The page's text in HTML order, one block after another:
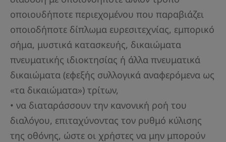
οποιουδήποτε περιεχομένου που παραβιάζει
οποιοδήποτε δίπλωμα ευρεσιτεχνίας, εμπορικό
σήμα, μυστικά κατασκευής, δικαιώματα
πνευματικής ιδιοκτησίας ή άλλα πνευματικά
δικαιώματα (εφεξής συλλογικά αναφερόμενα ως
«τα δικαιώματα») τρίτων,
• να διαταράσσουν την κανονική ροή του
διαλόγου, επιταχύνοντας τον ρυθμό κύλισης
της οθόνης, ώστε οι χρήστες να μην μπορούν